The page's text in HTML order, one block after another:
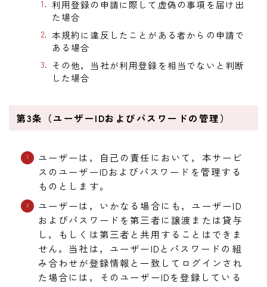
利用登録の申請に際して虚偽の事項を届け出
た場合
本規約に違反したことがある者からの申請で
ある場合
その他，当社が利用登録を相当でないと判断
した場合
第3条（ユーザーIDおよびパスワードの管理）
ユーザーは，自己の責任において，本サービ
スのユーザーIDおよびパスワードを管理する
ものとします。
ユーザーは，いかなる場合にも，ユーザーID
およびパスワードを第三者に譲渡または貸与
し，もしくは第三者と共用することはできま
せん。当社は，ユーザーIDとパスワードの組
み合わせが登録情報と一致してログインされ
た場合には，そのユーザーIDを登録している